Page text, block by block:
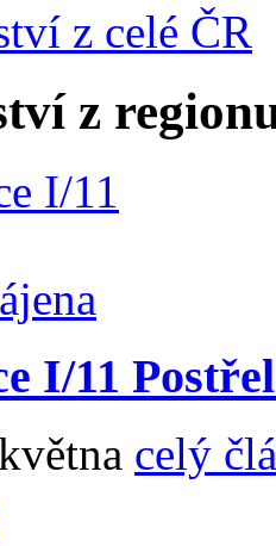
z celé ČR
z
I/11
celý